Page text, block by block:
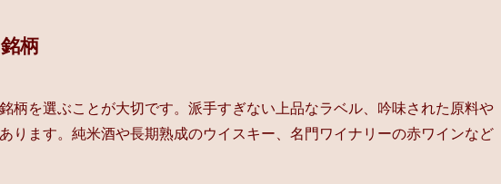
柄
柄を選ぶことが大切です。派手すぎない上品なラベル、吟味された原料や
ります。純米酒や長期熟成のウイスキー、名門ワイナリーの赤ワインなど